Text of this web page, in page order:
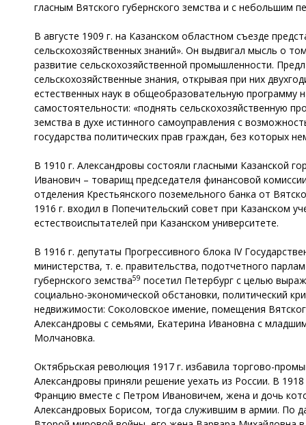
гласным Вятского губернского земства и с небольшим
В августе 1909 г. на Казанском областном съезде
сельскохозяйственных знаний». Он выдвигал мысль о
развитие сельскохозяйственной промышленности.
сельскохозяйственные знания, открывая при них
естественных наук в общеобразовательную
самостоятельности: «поднять сельскохозяйственную
земства в духе истинного самоуправления с
государства политических прав граждан, без которых
В 1910 г. Александровы состояли гласными Казанской
Иванович – товарищ председателя финансовой
отделения Крестьянского поземельного банка от
1916 г. входил в Попечительский совет при Казанском
естествоиспытателей при Казанском университете.
В 1916 г. депутаты Прогрессивного блока IV
министерства, т. е. правительства, подотчетного
губернского земства59 посетил Петербург с целью
социально-экономической обстановки, политический
недвижимости: Соколовское имение, помещения
Александровы с семьями, Екатерина Ивановна с
Молчановка.
Октябрьская революция 1917 г. избавила торгово-
Александровы приняли решение уехать из России. В
Францию вместе с Петром Ивановичем, жена и дочь
Александровых Борисом, тогда служившим в армии. По